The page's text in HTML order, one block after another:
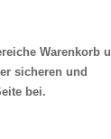
empfehlen wir
direkt an der
ist dadurch fast
Alu-
aus Alu-Dibond
Warenkorb
sicheren und
bei.